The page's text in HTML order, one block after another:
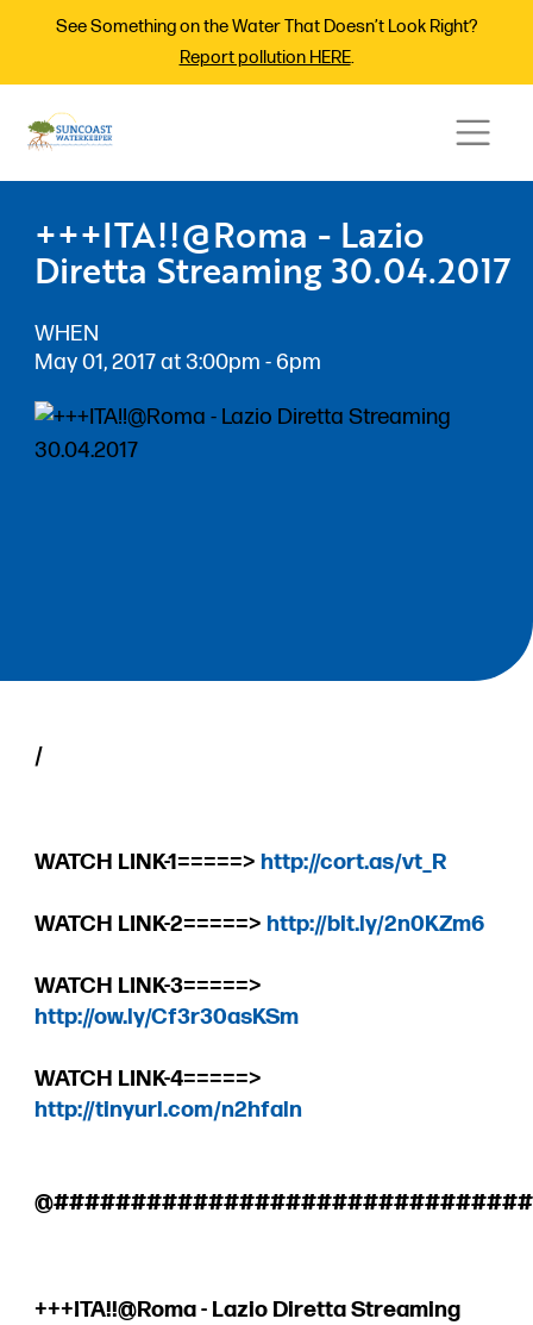
See Something on the Water That Doesn’t Look Right?
Report pollution HERE.
+++ITA!!@Roma - Lazio
Diretta Streaming 30.04.2017
WHEN
May 01, 2017 at 3:00pm - 6pm
/
WATCH LINK-1=====> http://cort.as/vt_R
WATCH LINK-2=====> http://bit.ly/2n0KZm6
WATCH LINK-3=====>
http://ow.ly/Cf3r30asKSm
WATCH LINK-4=====>
http://tinyurl.com/n2hfaln
+++ITA!!@Roma - Lazio Diretta Streaming